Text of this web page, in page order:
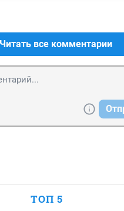
Читать все комментарии
ТОП 5